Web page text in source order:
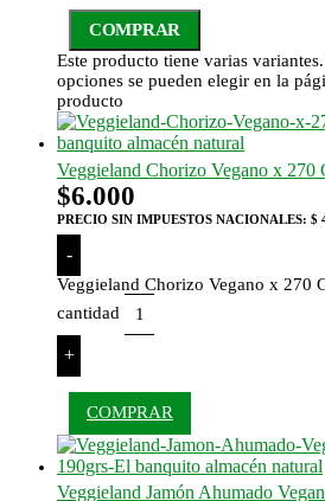
COMPRAR
Este producto tiene varias
opciones se pueden elegir en la
producto
Veggieland Chorizo Vegano x 270
$6.000
PRECIO SIN IMPUESTOS NACIONALES: $
-
Veggieland Chorizo Vegano x 270
cantidad
+
COMPRAR
Veggieland Jamón Ahumado